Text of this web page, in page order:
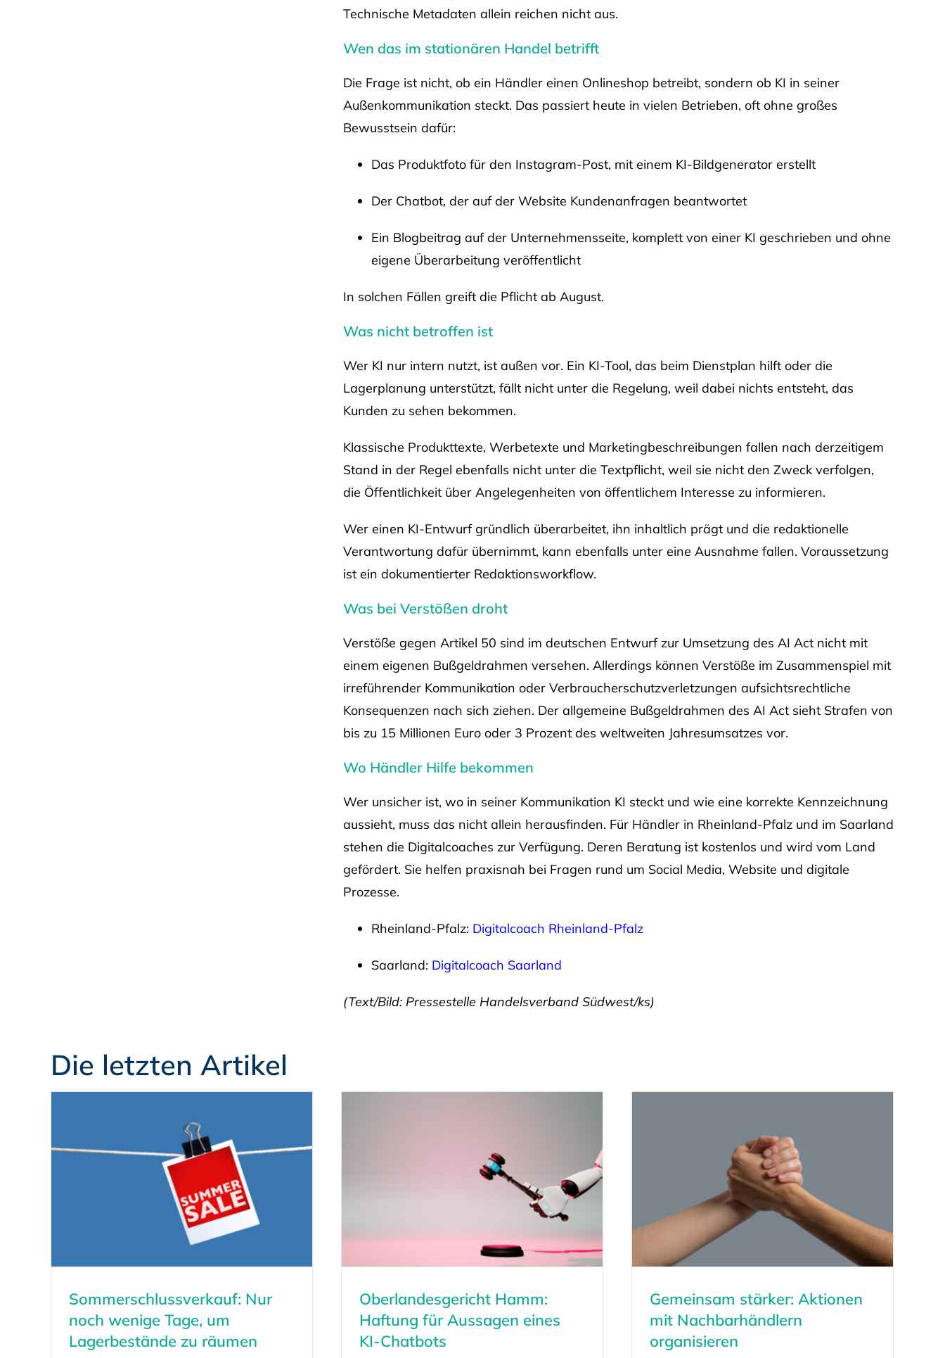
Technische Metadaten allein reichen nicht aus.
Wen das im stationären Handel betrifft
Die Frage ist nicht, ob ein Händler einen Onlineshop betreibt, sondern ob KI in seiner
Außenkommunikation steckt. Das passiert heute in vielen Betrieben, oft ohne großes
Bewusstsein dafür:
Das Produktfoto für den Instagram-Post, mit einem KI-Bildgenerator erstellt
Der Chatbot, der auf der Website Kundenanfragen beantwortet
Ein Blogbeitrag auf der Unternehmensseite, komplett von einer KI geschrieben und ohne
eigene Überarbeitung veröffentlicht
In solchen Fällen greift die Pflicht ab August.
Was nicht betroffen ist
Wer KI nur intern nutzt, ist außen vor. Ein KI-Tool, das beim Dienstplan hilft oder die
Lagerplanung unterstützt, fällt nicht unter die Regelung, weil dabei nichts entsteht, das
Kunden zu sehen bekommen.
Klassische Produkttexte, Werbetexte und Marketingbeschreibungen fallen nach derzeitigem
Stand in der Regel ebenfalls nicht unter die Textpflicht, weil sie nicht den Zweck verfolgen,
die Öffentlichkeit über Angelegenheiten von öffentlichem Interesse zu informieren.
Wer einen KI-Entwurf gründlich überarbeitet, ihn inhaltlich prägt und die redaktionelle
Verantwortung dafür übernimmt, kann ebenfalls unter eine Ausnahme fallen. Voraussetzung
ist ein dokumentierter Redaktionsworkflow.
Was bei Verstößen droht
Verstöße gegen Artikel 50 sind im deutschen Entwurf zur Umsetzung des AI Act nicht mit
einem eigenen Bußgeldrahmen versehen. Allerdings können Verstöße im Zusammenspiel mit
irreführender Kommunikation oder Verbraucherschutzverletzungen aufsichtsrechtliche
Konsequenzen nach sich ziehen. Der allgemeine Bußgeldrahmen des AI Act sieht Strafen von
bis zu 15 Millionen Euro oder 3 Prozent des weltweiten Jahresumsatzes vor.
Wo Händler Hilfe bekommen
Wer unsicher ist, wo in seiner Kommunikation KI steckt und wie eine korrekte Kennzeichnung
aussieht, muss das nicht allein herausfinden. Für Händler in Rheinland-Pfalz und im Saarland
stehen die Digitalcoaches zur Verfügung. Deren Beratung ist kostenlos und wird vom Land
gefördert. Sie helfen praxisnah bei Fragen rund um Social Media, Website und digitale
Prozesse.
Rheinland-Pfalz: Digitalcoach Rheinland-Pfalz
Saarland: Digitalcoach Saarland
(Text/Bild: Pressestelle Handelsverband Südwest/ks)
Die letzten Artikel
Sommerschlussverkauf: Nur
noch wenige Tage, um
Lagerbestände zu räumen
Oberlandesgericht Hamm:
Haftung für Aussagen eines
KI-Chatbots
Gemeinsam stärker: Aktionen
mit Nachbarhändlern
organisieren